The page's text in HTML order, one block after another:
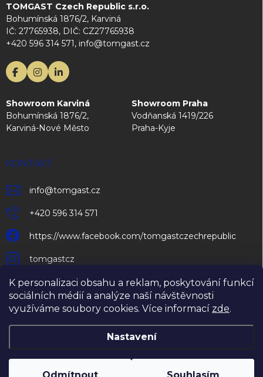
K personalizaci obsahu a reklam, poskytování funkcí
sociálních médií a analýze naší návštěvnosti
využíváme soubory cookies. Více informací zde.
Nastavení
TOMGAST Czech Republic s.r.o.
Bohumínská 1876/2, Karviná
IČ: 27765938, DIČ: CZ27765938
+420 596 314 571, info@tomgast.cz
Showroom Karviná
Bohumínská 1876/2,
Karviná-Nové Město
Showroom Praha
Vodňanská 1419/226
Praha-Kyje
KONTAKT
info@tomgast.cz
+420 596 314 571
https://www.facebook.com/tomgastczechrepublic
tomgastcz
Copyright 2026TOMGAST Czech Republic s.r.o.. Všechna práva
vyhrazena.
Upravit nastavení cookies